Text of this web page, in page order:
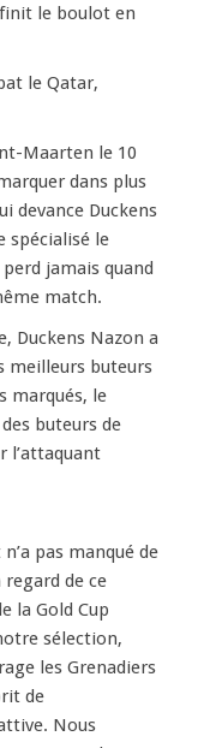
le boulot en
le Qatar,
Maarten le 10
dans plus
devance Duckens
spécialisé le
jamais quand
match.
Duckens Nazon a
meilleurs buteurs
marqués, le
buteurs de
l’attaquant
pas manqué de
regard de ce
la Gold Cup
sélection,
les Grenadiers
de
Nous